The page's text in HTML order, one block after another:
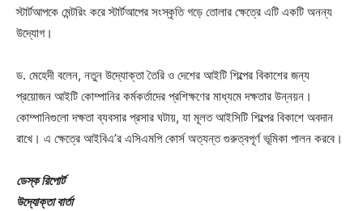
স্টার্টআপকে মেন্টরিং করে স্টার্টআপের সংস্কৃতি গড়ে তোলার ক্ষেত্রে এটি একটি অনন্য
উদ্যোগ।
ড. মেহেদী বলেন, নতুন উদ্যোক্তা তৈরি ও দেশের আইটি শিল্পের বিকাশের জন্য
প্রয়োজন আইটি কোম্পানির কর্মকর্তাদের প্রশিক্ষণের মাধ্যমে দক্ষতার উন্নয়ন।
কোম্পানিগুলো দক্ষতা ব্যবসার প্রসার ঘটায়, যা মূলত আইসিটি শিল্পের বিকাশে অবদান
রাখে। এ ক্ষেত্রে আইবিএ’র এসিএমপি কোর্স অত্যন্ত গুরুত্বপূর্ণ ভূমিকা পালন করবে।
ডেস্ক রিপোর্ট
উদ্যোক্তা বার্তা